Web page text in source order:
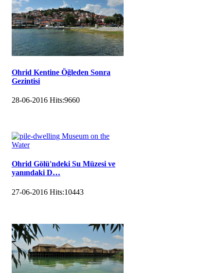
Ohrid Kentine Öğleden Sonra
Gezintisi
28-06-2016 Hits:9660
Ohrid Gölü'ndeki Su Müzesi ve
yanındaki D…
27-06-2016 Hits:10443